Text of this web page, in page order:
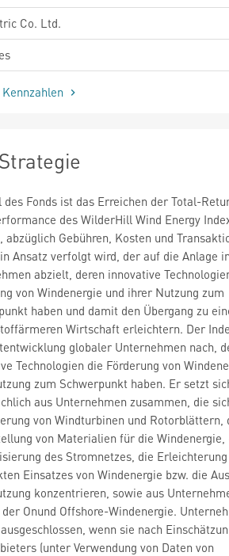
Co. Ltd.
des Fonds ist das Erreichen der Total-
des WilderHill Wind Energy
abzüglich Gebühren, Kosten und
Ansatz verfolgt wird, der auf die Anlage
abzielt, deren innovative
von Windenergie und ihrer Nutzung zum
haben und damit den Übergang zu
Wirtschaft erleichtern. Der
globaler Unternehmen nach,
Technologien die Förderung von
zum Schwerpunkt haben. Er setzt
aus Unternehmen zusammen, die
von Windturbinen und Rotorblättern,
von Materialien für die Windenergie,
des Stromnetzes, die
Einsatzes von Windenergie bzw. die
konzentrieren, sowie aus
Onund Offshore-Windenergie.
wenn sie nach
(unter Verwendung von Daten von